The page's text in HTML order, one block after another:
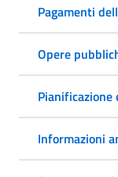
Pagamenti
Opere
Informazioni